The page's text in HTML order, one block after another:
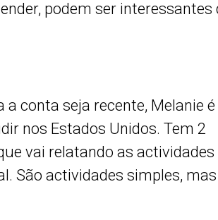
podem ser interessantes
conta seja recente, Melanie é
nos Estados Unidos. Tem 2
vai relatando as actividades
São actividades simples,